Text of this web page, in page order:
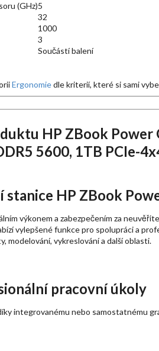
(GHz)5
32
1000
3
Součástí balení
Ergonomiedle kriterií, které si sami
HP ZBook Power
5600, 1TB PCIe-
HP ZBook
výkonem a zabezpečením za
vylepšené funkce pro spolupráci a
modelování, vykreslování a další oblasti.
pracovní úkoly
integrovanému nebo samostatnému